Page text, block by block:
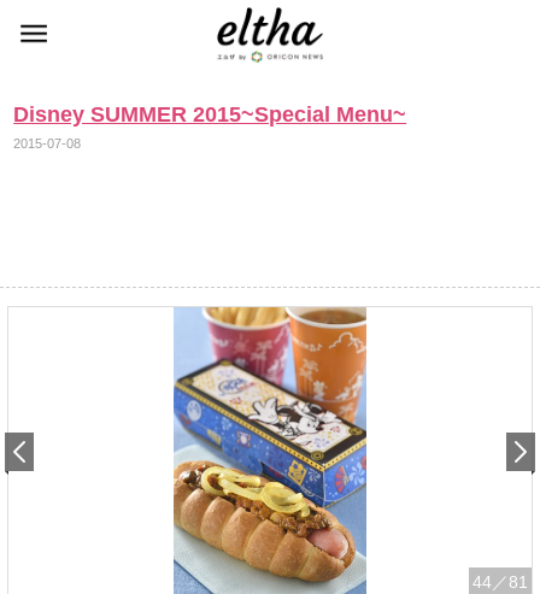
Disney SUMMER 2015~Special Menu~
2015-07-08
44 ／81